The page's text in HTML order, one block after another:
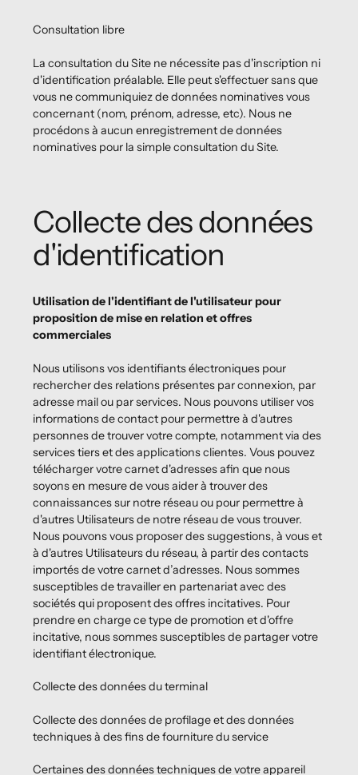
Consultation libre
La consultation du Site ne nécessite pas d'inscription ni
d'identification préalable. Elle peut s'effectuer sans que
vous ne communiquiez de données nominatives vous
concernant (nom, prénom, adresse, etc). Nous ne
procédons à aucun enregistrement de données
nominatives pour la simple consultation du Site.
Collecte des données
d'identification
Utilisation de l'identifiant de l'utilisateur pour
proposition de mise en relation et offres
commerciales
Nous utilisons vos identifiants électroniques pour
rechercher des relations présentes par connexion, par
adresse mail ou par services. Nous pouvons utiliser vos
informations de contact pour permettre à d'autres
personnes de trouver votre compte, notamment via des
services tiers et des applications clientes. Vous pouvez
télécharger votre carnet d'adresses afin que nous
soyons en mesure de vous aider à trouver des
connaissances sur notre réseau ou pour permettre à
d'autres Utilisateurs de notre réseau de vous trouver.
Nous pouvons vous proposer des suggestions, à vous et
à d'autres Utilisateurs du réseau, à partir des contacts
importés de votre carnet d’adresses. Nous sommes
susceptibles de travailler en partenariat avec des
sociétés qui proposent des offres incitatives. Pour
prendre en charge ce type de promotion et d'offre
incitative, nous sommes susceptibles de partager votre
identifiant électronique.
Collecte des données du terminal
Collecte des données de profilage et des données
techniques à des fins de fourniture du service
Certaines des données techniques de votre appareil